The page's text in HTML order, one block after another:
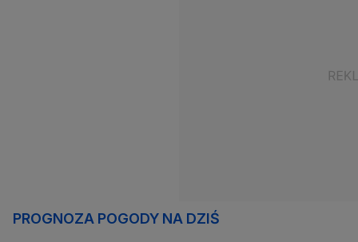
PROGNOZA POGODY NA DZIŚ